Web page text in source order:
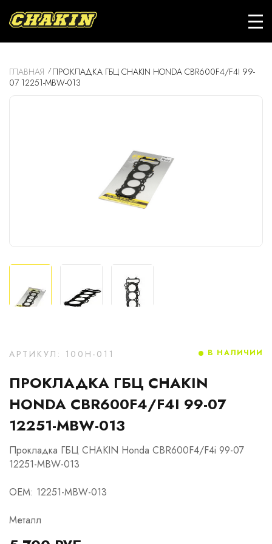
ГЛАВНАЯ
ПРОКЛАДКА ГБЦ CHAKIN HONDA CBR600F4/F4I 99-
07 12251-MBW-013
АРТИКУЛ: 100H-011
ПРОКЛАДКА ГБЦ CHAKIN
HONDA CBR600F4/F4I 99-07
12251-MBW-013
Прокладка ГБЦ CHAKIN Honda CBR600F4/F4i 99-07
12251-MBW-013
OEM: 12251-MBW-013
Металл
В НАЛИЧИИ